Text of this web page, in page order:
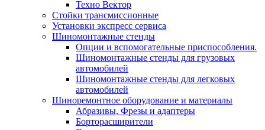
Техно Вектор
Стойки трансмиссионные
Установки экспресс сервиса
Шиномонтажные стенды
Опции и вспомогательные приспособления.
Шиномонтажные стенды для грузовых
автомобилей
Шиномонтажные стенды для легковых
автомобилей
Шиноремонтное оборудование и материалы
Абразивы, Фрезы и адаптеры
Борторасширители